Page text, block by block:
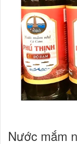
Nước mắm